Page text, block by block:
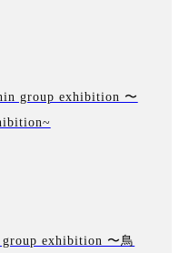
group exhibition 〜
exhibition 〜鳥